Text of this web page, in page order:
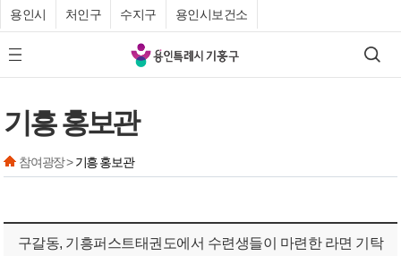
용인시 처인구 수지구 용인시보건소
모바일 메뉴 버튼
기
흥
청
검색
기흥 홍보관
참여광장 >기흥 홍보관
구갈동, 기흥퍼스트태권도에서 수련생들이 마련한 라면 기탁